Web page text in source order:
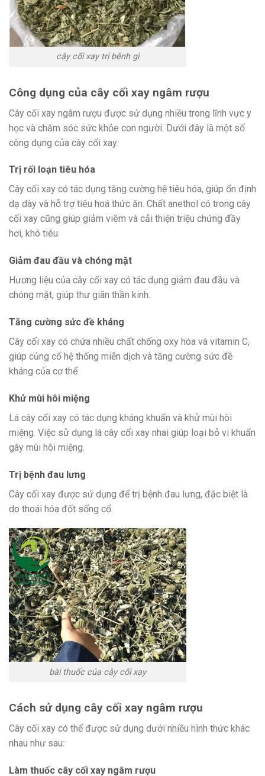
cây cối xay trị bệnh gì
Công dụng của cây cối xay ngâm rượu
Cây cối xay ngâm rượu được sử dụng nhiều trong lĩnh vực y
học và chăm sóc sức khỏe con người. Dưới đây là một số
công dụng của cây cối xay:
Trị rối loạn tiêu hóa
Cây cối xay có tác dụng tăng cường hệ tiêu hóa, giúp ổn định
dạ dày và hỗ trợ tiêu hoá thức ăn. Chất anethol có trong cây
cối xay cũng giúp giảm viêm và cải thiện triệu chứng đầy
hơi, khó tiêu.
Giảm đau đầu và chóng mặt
Hương liệu của cây cối xay có tác dụng giảm đau đầu và
chóng mặt, giúp thư giãn thần kinh.
Tăng cường sức đề kháng
Cây cối xay có chứa nhiều chất chống oxy hóa và vitamin C,
giúp củng cố hệ thống miễn dịch và tăng cường sức đề
kháng của cơ thể.
Khử mùi hôi miệng
Lá cây cối xay có tác dụng kháng khuẩn và khử mùi hôi
miệng. Việc sử dụng lá cây cối xay nhai giúp loại bỏ vi khuẩn
gây mùi hôi miệng.
Trị bệnh đau lưng
Cây cối xay được sử dụng để trị bệnh đau lưng, đặc biệt là
do thoái hóa đốt sống cổ.
bài thuốc của cây cối xay
Cách sử dụng cây cối xay ngâm rượu
Cây cối xay có thể được sử dụng dưới nhiều hình thức khác
nhau như sau:
Làm thuốc cây cối xay ngâm rượu